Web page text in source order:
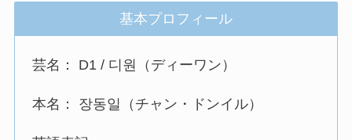
基本プロフィール
芸名： D1 / 디원（ディーワン）
本名： 장동일（チャン・ドンイル）